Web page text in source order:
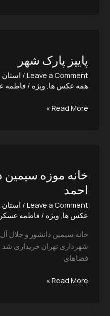
پاییز پارک شهر
Leave a Comment
/ استان
همه عکس ها ویژه / فاطمه
شهر
Read More »
خانه موزه سیمین
احمد
Leave a Comment
/ استان
عکس ها ویژه / فاطمه
شهرداری تهران خریداری
فضاهای
سیمین
دانشور
جلال
احمد
Read More »